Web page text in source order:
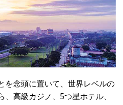
を念頭に置いて、世界レベルの
高級カジノ、5つ星ホテル、